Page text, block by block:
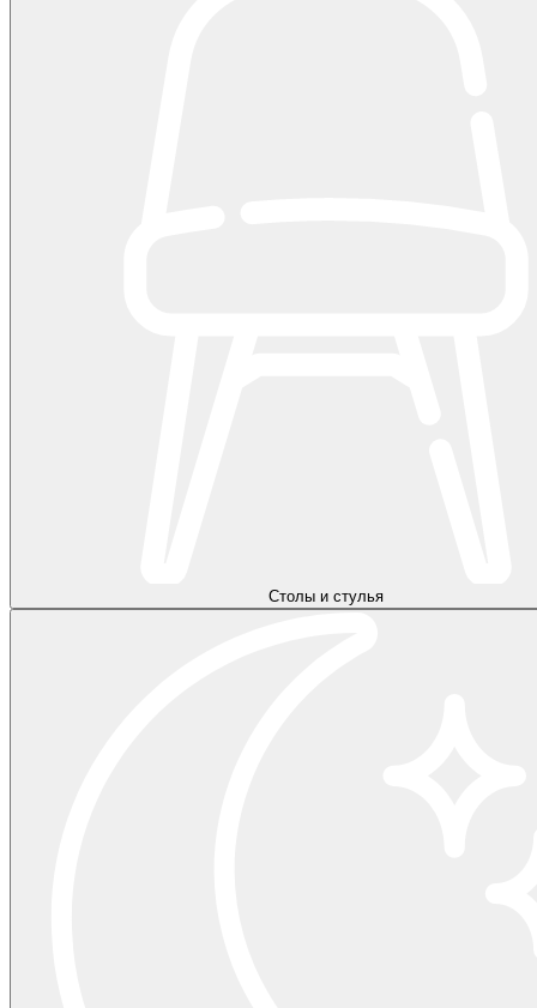
Столы и стулья